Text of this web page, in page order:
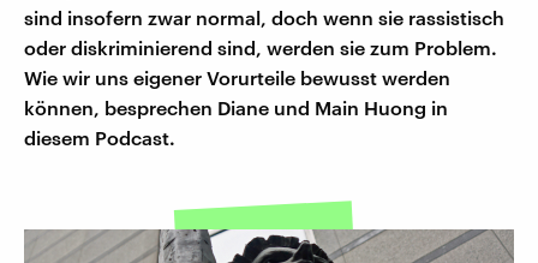
sind insofern zwar normal, doch wenn sie rassistisch
oder diskriminierend sind, werden sie zum Problem.
Wie wir uns eigener Vorurteile bewusst werden
können, besprechen Diane und Main Huong in
diesem Podcast.